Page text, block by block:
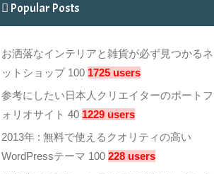
Popular Posts
お洒落なインテリアと雑貨が必ず見つかるネ
ットショップ 100 1725 users
参考にしたい日本人クリエイターのポートフ
ォリオサイト 40 1229 users
2013年 : 無料で使えるクオリティの高い
WordPressテーマ 100 228 users